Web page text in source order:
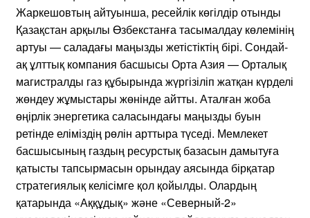
Жаркешовтың айтуынша, ресейлік көгілдір отынды
Қазақстан арқылы Өзбекстанға тасымалдау көлемінің
артуы — саладағы маңызды жетістіктің бірі. Сондай-
ақ ұлттық компания басшысы Орта Азия — Орталық
магистралды газ құбырында жүргізіліп жатқан күрделі
жөндеу жұмыстары жөнінде айтты. Аталған жоба
өңірлік энергетика саласындағы маңызды буын
ретінде еліміздің рөлін арттыра түседі. Мемлекет
басшысының газдың ресурстық базасын дамытуға
қатысты тапсырмасын орындау аясында бірқатар
стратегиялық келісімге қол қойылды. Олардың
қатарында «Аққұдық» және «Северный-2»